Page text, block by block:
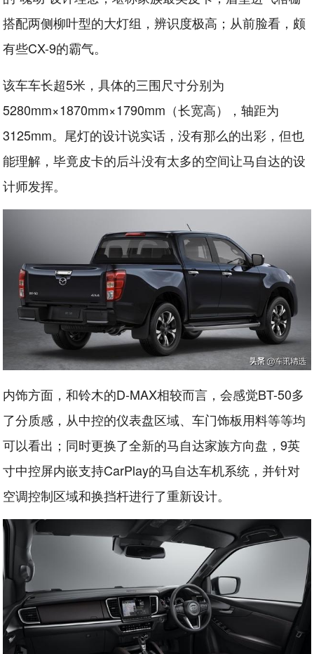
搭配两侧柳叶型的大灯组，辨识度极高；从前脸看，颇
有些CX-9的霸气。
该车车长超5米，具体的三围尺寸分别为
5280mm×1870mm×1790mm（长宽高），轴距为
3125mm。尾灯的设计说实话，没有那么的出彩，但也
能理解，毕竟皮卡的后斗没有太多的空间让马自达的设
计师发挥。
内饰方面，和铃木的D-MAX相较而言，会感觉BT-50多
了分质感，从中控的仪表盘区域、车门饰板用料等等均
可以看出；同时更换了全新的马自达家族方向盘，9英
寸中控屏内嵌支持CarPlay的马自达车机系统，并针对
空调控制区域和换挡杆进行了重新设计。